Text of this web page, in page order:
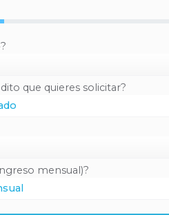
que quieres solicitar?
mensual)?